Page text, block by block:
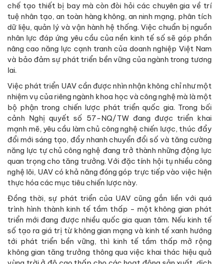
chế tạo thiết bị bay mà còn đòi hỏi các chuyên gia về trí
tuệ nhân tạo, an toàn hàng không, an ninh mạng, phân tích
dữ liệu, quản lý và vận hành hệ thống. Việc chuẩn bị nguồn
nhân lực đáp ứng yêu cầu của nền kinh tế số sẽ góp phần
nâng cao năng lực cạnh tranh của doanh nghiệp Việt Nam
và bảo đảm sự phát triển bền vững của ngành trong tương
lai.
Việc phát triển UAV cần được nhìn nhận không chỉ như một
nhiệm vụ của riêng ngành khoa học và công nghệ mà là một
bộ phận trong chiến lược phát triển quốc gia. Trong bối
cảnh Nghị quyết số 57-NQ/TW đang được triển khai
mạnh mẽ, yêu cầu làm chủ công nghệ chiến lược, thúc đẩy
đổi mới sáng tạo, đẩy nhanh chuyển đổi số và tăng cường
năng lực tự chủ công nghệ đang trở thành những động lực
quan trọng cho tăng trưởng. Với đặc tính hội tụ nhiều công
nghệ lõi, UAV có khả năng đóng góp trực tiếp vào việc hiện
thực hóa các mục tiêu chiến lược này.
Đồng thời, sự phát triển của UAV cũng gắn liền với quá
trình hình thành kinh tế tầm thấp - một không gian phát
triển mới đang được nhiều quốc gia quan tâm. Nếu kinh tế
số tạo ra giá trị từ không gian mạng và kinh tế xanh hướng
tới phát triển bền vững, thì kinh tế tầm thấp mở rộng
không gian tăng trưởng thông qua việc khai thác hiệu quả